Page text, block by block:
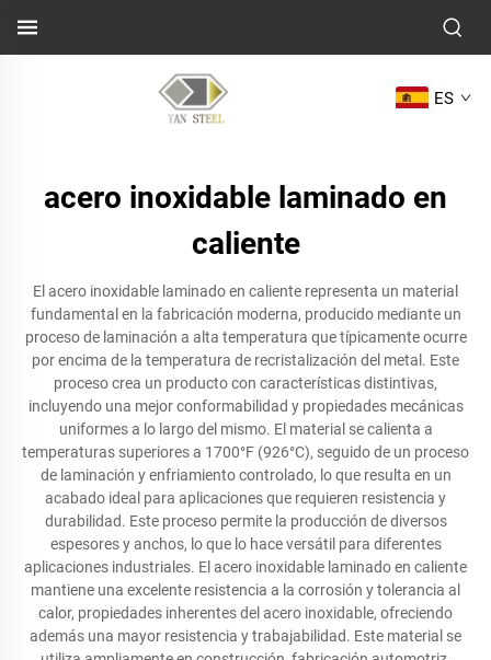
ES
acero inoxidable laminado en
caliente
El acero inoxidable laminado en caliente representa un material
fundamental en la fabricación moderna, producido mediante un
proceso de laminación a alta temperatura que típicamente ocurre
por encima de la temperatura de recristalización del metal. Este
proceso crea un producto con características distintivas,
incluyendo una mejor conformabilidad y propiedades mecánicas
uniformes a lo largo del mismo. El material se calienta a
temperaturas superiores a 1700°F (926°C), seguido de un proceso
de laminación y enfriamiento controlado, lo que resulta en un
acabado ideal para aplicaciones que requieren resistencia y
durabilidad. Este proceso permite la producción de diversos
espesores y anchos, lo que lo hace versátil para diferentes
aplicaciones industriales. El acero inoxidable laminado en caliente
mantiene una excelente resistencia a la corrosión y tolerancia al
calor, propiedades inherentes del acero inoxidable, ofreciendo
además una mayor resistencia y trabajabilidad. Este material se